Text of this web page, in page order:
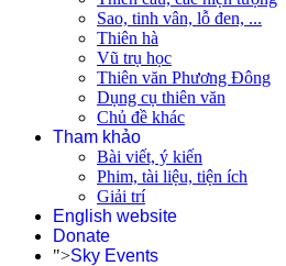
Sao, tinh vân, lỗ đen, ...
Thiên hà
Vũ trụ học
Thiên văn Phương Đông
Dụng cụ thiên văn
Chủ đề khác
Tham khảo
Bài viết, ý kiến
Phim, tài liệu, tiện ích
Giải trí
English website
Donate
">Sky Events